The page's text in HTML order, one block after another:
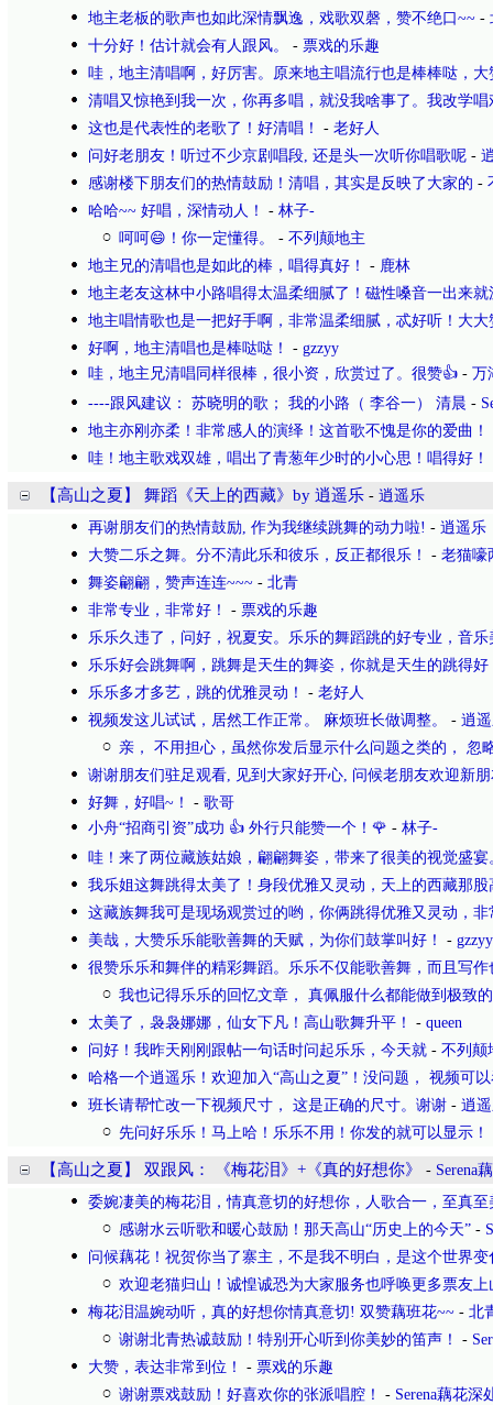
地主老板的歌声也如此深情飘逸，戏歌双磬，赞不绝口~~ -
十分好！估计就会有人跟风。
- 票戏的乐趣
哇，地主清唱啊，好厉害。原来地主唱流行也是棒棒哒，大
清唱又惊艳到我一次，你再多唱，就没我啥事了。我改学唱
这也是代表性的老歌了！好清唱！
- 老好人
问好老朋友！听过不少京剧唱段, 还是头一次听你唱歌呢 -
感谢楼下朋友们的热情鼓励！清唱，其实是反映了大家的 -
哈哈~~ 好唱，深情动人！
- 林子-
呵呵😄！你一定懂得。
- 不列颠地主
地主兄的清唱也是如此的棒，唱得真好！
- 鹿林
地主老友这林中小路唱得太温柔细腻了！磁性嗓音一出来就
地主唱情歌也是一把好手啊，非常温柔细腻，忒好听！大大
好啊，地主清唱也是棒哒哒！
- gzzyy
哇，地主兄清唱同样很棒，很小资，欣赏过了。很赞👍 - 万
----跟风建议： 苏晓明的歌； 我的小路（ 李谷一） 清晨 -
地主亦刚亦柔！非常感人的演绎！这首歌不愧是你的爱曲！
哇！地主歌戏双雄，唱出了青葱年少时的小心思！唱得好！
【高山之夏】 舞蹈《天上的西藏》by 逍遥乐 - 逍遥乐
再谢朋友们的热情鼓励, 作为我继续跳舞的动力啦! - 逍遥乐
大赞二乐之舞。分不清此乐和彼乐，反正都很乐！
- 老猫嚎
舞姿翩翩，赞声连连~~~ - 北青
非常专业，非常好！
- 票戏的乐趣
乐乐久违了，问好，祝夏安。乐乐的舞蹈跳的好专业，音乐
乐乐好会跳舞啊，跳舞是天生的舞姿，你就是天生的跳得好
乐乐多才多艺，跳的优雅灵动！
- 老好人
视频发这儿试试，居然工作正常。 麻烦班长做调整。
- 逍
亲， 不用担心，虽然你发后显示什么问题之类的， 忽
谢谢朋友们驻足观看, 见到大家好开心, 问候老朋友欢迎新
好舞，好唱~！
- 歌哥
小舟“招商引资”成功 👍 外行只能赞一个！🌹 - 林子-
哇！来了两位藏族姑娘，翩翩舞姿，带来了很美的视觉盛宴
我乐姐这舞跳得太美了！身段优雅又灵动，天上的西藏那股
这藏族舞我可是现场观赏过的哟，你俩跳得优雅又灵动，非
美哉，大赞乐乐能歌善舞的天赋，为你们鼓掌叫好！
- gzzyy
很赞乐乐和舞伴的精彩舞蹈。乐乐不仅能歌善舞，而且写作
我也记得乐乐的回忆文章， 真佩服什么都能做到极致
太美了，袅袅娜娜，仙女下凡！高山歌舞升平！
- queen
问好！我昨天刚刚跟帖一句话时问起乐乐，今天就 - 不列颠
哈格一个逍遥乐！欢迎加入“高山之夏”！没问题， 视频可
班长请帮忙改一下视频尺寸， 这是正确的尺寸。谢谢 - 逍
先问好乐乐！马上哈！乐乐不用！你发的就可以显示！
【高山之夏】 双跟风： 《梅花泪》+《真的好想你》 - Serena
委婉凄美的梅花泪，情真意切的好想你，人歌合一，至真至
感谢水云听歌和暖心鼓励！那天高山“历史上的今天” -
问候藕花！祝贺你当了寨主，不是我不明白，是这个世界变
欢迎老猫归山！诚惶诚恐为大家服务也呼唤更多票友
梅花泪温婉动听，真的好想你情真意切! 双赞藕班花~~ - 北
谢谢北青热诚鼓励！特别开心听到你美妙的笛声！
-
大赞，表达非常到位！
- 票戏的乐趣
谢谢票戏鼓励！好喜欢你的张派唱腔！
- Serena藕花深